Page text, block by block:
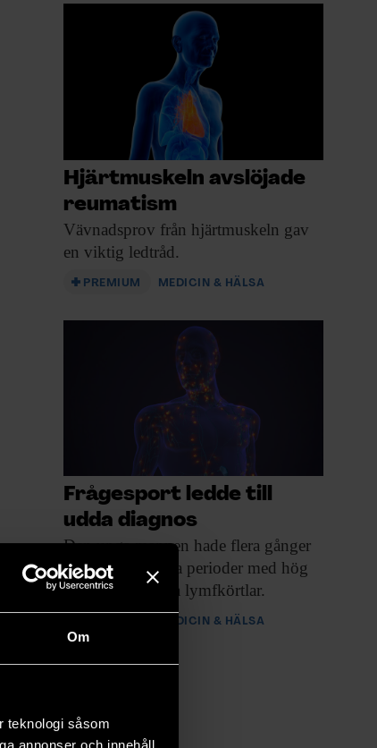
Om
teknologi såsom
annonser och innehåll,
Hjärtmuskeln avslöjade
reumatism
Vävnadsprov från hjärtmuskeln gav
en viktig ledtråd.
PREMIUM MEDICIN & HÄLSA
Frågesport ledde till
udda diagnos
Den unga mannen hade flera gånger
drabbats av långa perioder med hög
feber och svullna lymfkörtlar.
MEDICIN & HÄLSA